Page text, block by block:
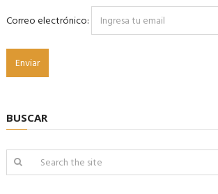
Correo electrónico:
BUSCAR